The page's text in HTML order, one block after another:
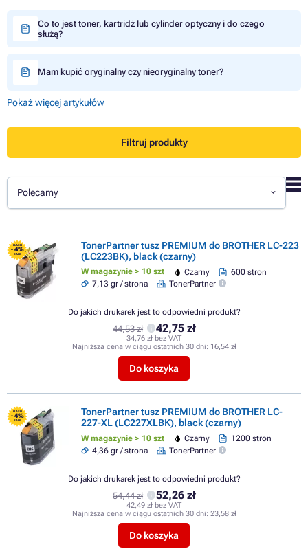
Co to jest toner, kartridż lub cylinder optyczny i do czego
służą?
Mam kupić oryginalny czy nieoryginalny toner?
Pokaż więcej artykułów
Filtruj produkty
Polecamy
FLASH
- 4%
SALE
TonerPartner tusz PREMIUM do BROTHER LC-223
(LC223BK), black (czarny)
W magazynie > 10 szt Czarny
600 stron
7,13 gr / strona
TonerPartner
44,53 zł 42,75 zł
34,76 zł bez VAT
Najniższa cena w ciągu ostatnich 30 dni: 16,54 zł
Do koszyka
Do jakich drukarek jest to odpowiedni produkt?
FLASH
- 4%
SALE
TonerPartner tusz PREMIUM do BROTHER LC-
227-XL (LC227XLBK), black (czarny)
W magazynie > 10 szt Czarny
1200 stron
4,36 gr / strona
TonerPartner
54,44 zł 52,26 zł
42,49 zł bez VAT
Najniższa cena w ciągu ostatnich 30 dni: 23,58 zł
Do koszyka
Do jakich drukarek jest to odpowiedni produkt?